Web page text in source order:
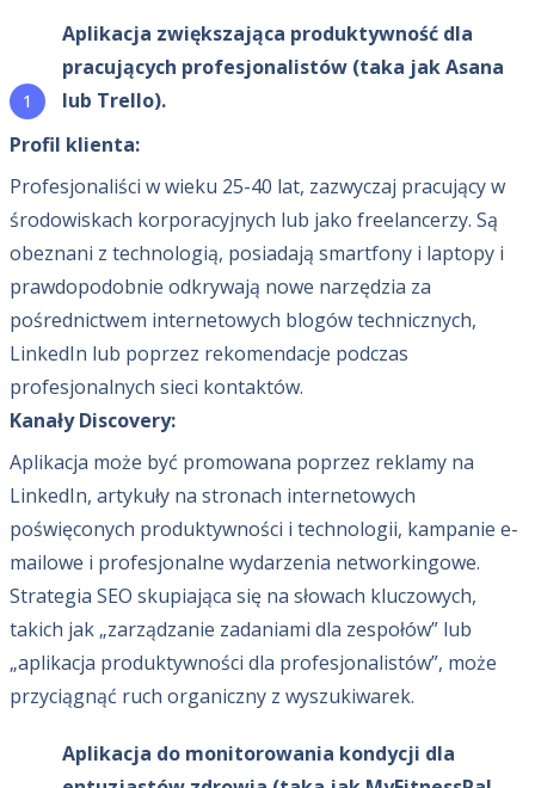
Aplikacja zwiększająca produktywność dla
pracujących profesjonalistów (taka jak Asana
lub Trello).
Profil klienta:
Profesjonaliści w wieku 25-40 lat, zazwyczaj pracujący w
środowiskach korporacyjnych lub jako freelancerzy. Są
obeznani z technologią, posiadają smartfony i laptopy i
prawdopodobnie odkrywają nowe narzędzia za
pośrednictwem internetowych blogów technicznych,
LinkedIn lub poprzez rekomendacje podczas
profesjonalnych sieci kontaktów.
Kanały Discovery:
Aplikacja może być promowana poprzez reklamy na
LinkedIn, artykuły na stronach internetowych
poświęconych produktywności i technologii, kampanie e-
mailowe i profesjonalne wydarzenia networkingowe.
Strategia SEO skupiająca się na słowach kluczowych,
takich jak „zarządzanie zadaniami dla zespołów” lub
„aplikacja produktywności dla profesjonalistów”, może
przyciągnąć ruch organiczny z wyszukiwarek.
Aplikacja do monitorowania kondycji dla